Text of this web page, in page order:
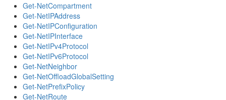
Get-NetCompartment
Get-NetIPAddress
Get-NetIPConfiguration
Get-NetIPInterface
Get-NetIPv4Protocol
Get-NetIPv6Protocol
Get-NetNeighbor
Get-NetOffloadGlobalSetting
Get-NetPrefixPolicy
Get-NetRoute